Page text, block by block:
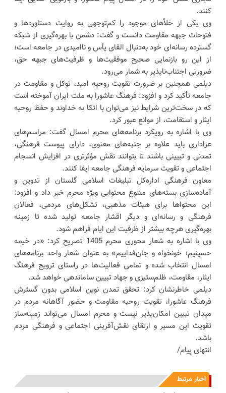
کنند.
وی یکی از خلأهای موجود را کم‌توجهی به روایت دستاوردها و
فتوحات جبهه مقاومت دانست و گفت: دشمن با بهره‌گیری از شبکه
گسترده رسانه‌ای خود به‌دنبال القای یأس و ناامیدی در جامعه است؛
از این رو بازنمایی صحیح موفقیت‌ها و ظرفیت‌های جبهه حق،
ضرورتی اجتناب‌ناپذیر به شمار می‌رود.
دیلمی همچنین بر ضرورت تقویت روحیه امید، توکل و مقاومت در
جامعه تأکید کرد و افزود: فرهنگ عاشورا به ملت ایران آموخته است
که در سخت‌ترین شرایط نیز می‌توان با اتکا به خداوند و حفظ روحیه
ایثار و استقامت، از موانع عبور کرد.
وی با اشاره به رویکرد برنامه‌های محرم امسال گفت: مراسم‌های
عزاداری باید علاوه بر جنبه‌های معنوی، دارای پیوست فرهنگی،
تمدنی و تبیینی باشند تا بتوانند نقش مؤثرتری در افزایش انسجام
اجتماعی و تقویت سرمایه فرهنگی جامعه ایفا کنند.
معاون فرهنگی اداره‌کل تبلیغات اسلامی گلستان از تدوین و
آماده‌سازی بسته‌های متنوع محتوایی ویژه محرم خبر داد و افزود:
این محتواها برای هیئات مذهبی، تشکل‌های مردمی، فعالان
فرهنگی و رسانه‌ای و دیگر اقشار جامعه تولید شده تا زمینه
بهره‌گیری هرچه بیشتر از ظرفیت این ایام فراهم شود.
وی با اشاره به شعار محوری محرم 1405 تصریح کرد: «در خیمه
حسینیم؛ خونخواه و جان‌فداییم» به عنوان شعار واحد برنامه‌های
امسال انتخاب شده و تمامی فعالیت‌ها در راستای ترویج فرهنگ
ایثار، مقاومت، ظلم‌ستیزی و جهاد تبیین ساماندهی خواهد شد.
دیلمی خاطرنشان کرد: تحقق تمدن نوین اسلامی بدون گسترش
فرهنگ عاشورا، تقویت روحیه مقاومت و حضور آگاهانه مردم در
میدان تبیین امکان‌پذیر نیست و محرم امسال می‌تواند زمینه‌ساز
تقویت این مسیر و ارتقای نقش‌آفرینی اجتماعی و فرهنگی مردم
باشد.
انتهای پیام/
اخبار مرتبط